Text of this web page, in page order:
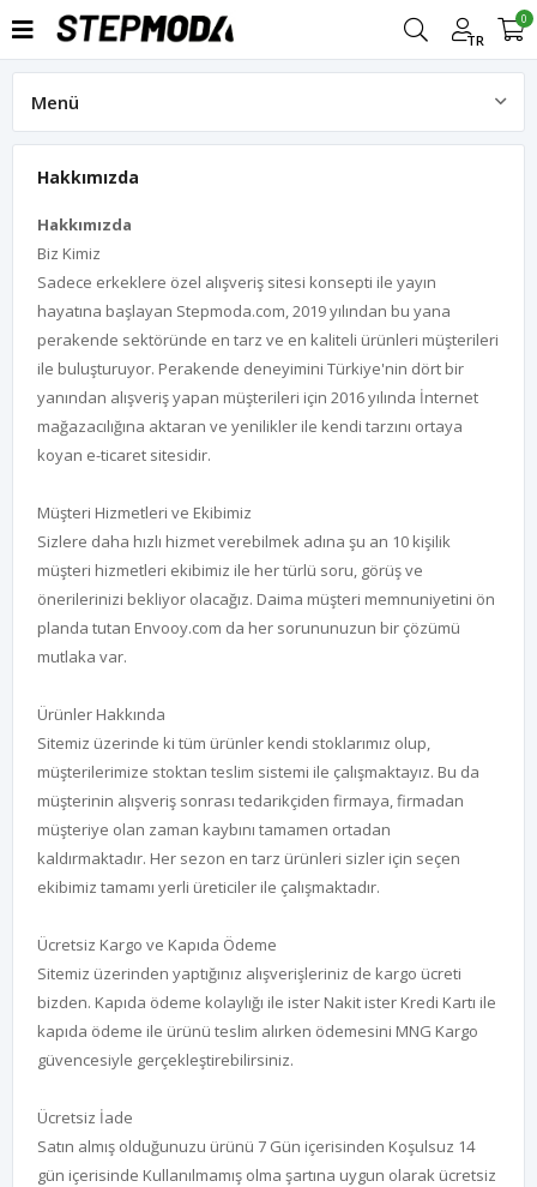
TR
0
Menü
Hakkımızda
Hakkımızda
Biz Kimiz
Sadece erkeklere özel alışveriş sitesi konsepti ile yayın
hayatına başlayan Stepmoda.com, 2019 yılından bu yana
perakende sektöründe en tarz ve en kaliteli ürünleri müşterileri
ile buluşturuyor. Perakende deneyimini Türkiye'nin dört bir
yanından alışveriş yapan müşterileri için 2016 yılında İnternet
mağazacılığına aktaran ve yenilikler ile kendi tarzını ortaya
koyan e-ticaret sitesidir.
Müşteri Hizmetleri ve Ekibimiz
Sizlere daha hızlı hizmet verebilmek adına şu an 10 kişilik
müşteri hizmetleri ekibimiz ile her türlü soru, görüş ve
önerilerinizi bekliyor olacağız. Daima müşteri memnuniyetini ön
planda tutan Envooy.com da her sorununuzun bir çözümü
mutlaka var.
Ürünler Hakkında
Sitemiz üzerinde ki tüm ürünler kendi stoklarımız olup,
müşterilerimize stoktan teslim sistemi ile çalışmaktayız. Bu da
müşterinin alışveriş sonrası tedarikçiden firmaya, firmadan
müşteriye olan zaman kaybını tamamen ortadan
kaldırmaktadır. Her sezon en tarz ürünleri sizler için seçen
ekibimiz tamamı yerli üreticiler ile çalışmaktadır.
Ücretsiz Kargo ve Kapıda Ödeme
Sitemiz üzerinden yaptığınız alışverişleriniz de kargo ücreti
bizden. Kapıda ödeme kolaylığı ile ister Nakit ister Kredi Kartı ile
kapıda ödeme ile ürünü teslim alırken ödemesini MNG Kargo
güvencesiyle gerçekleştirebilirsiniz.
Ücretsiz İade
Satın almış olduğunuzu ürünü 7 Gün içerisinden Koşulsuz 14
gün içerisinde Kullanılmamış olma şartına uygun olarak ücretsiz